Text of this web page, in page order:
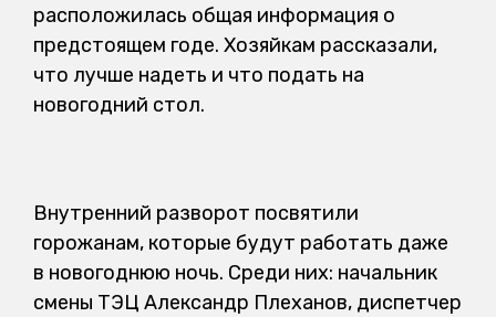
расположилась общая информация о
предстоящем годе. Хозяйкам рассказали,
что лучше надеть и что подать на
новогодний стол.
Внутренний разворот посвятили
горожанам, которые будут работать даже
в новогоднюю ночь. Среди них: начальник
смены ТЭЦ Александр Плеханов, диспетчер